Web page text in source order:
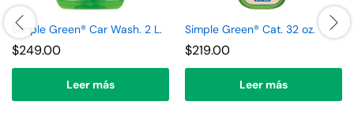
Simple Green® Car Wash. 2 L.
$249.00
Leer más
Simple Green® Cat. 32 oz.
$219.00
Leer más